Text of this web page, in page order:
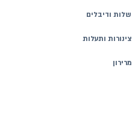
שלות ודיבלים
צינורות ותעלות
מרירון